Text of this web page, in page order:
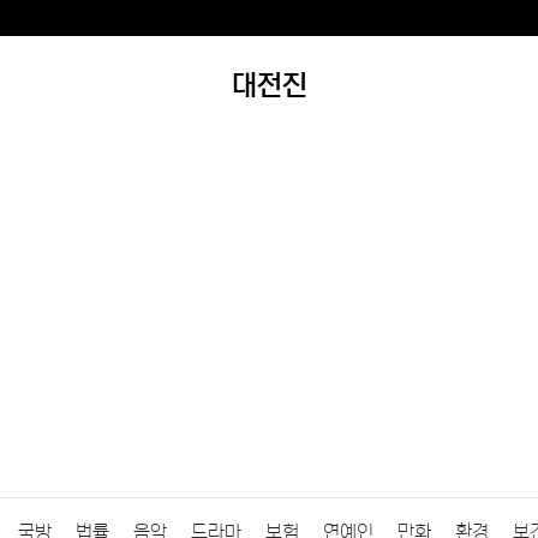
대전진
국방 법률 음악 드라마 보험 연예인 만화 환경 보